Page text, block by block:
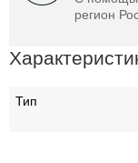
регион
Тип